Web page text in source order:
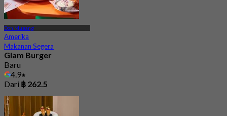
Don Mueang
Amerika
Makanan Segera
Glam Burger
Baru
4.9
Dari ฿ 262.5